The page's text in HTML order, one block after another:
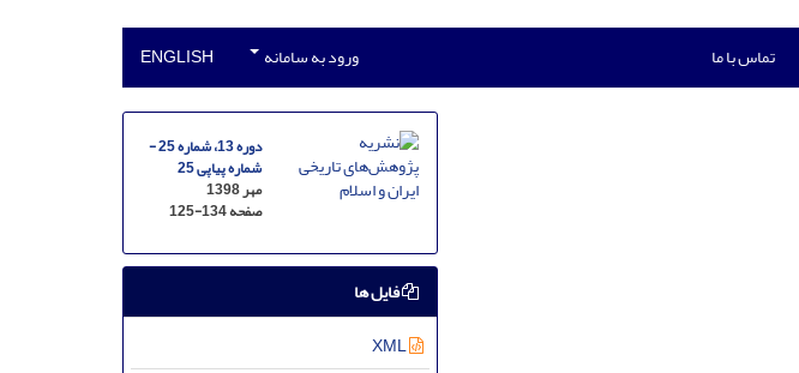
تماس با ما ورود به سامانه ENGLISH
دوره 13، شماره 25 -
شماره پیاپی 25
مهر 1398
صفحه125-134
فایل ها
XML